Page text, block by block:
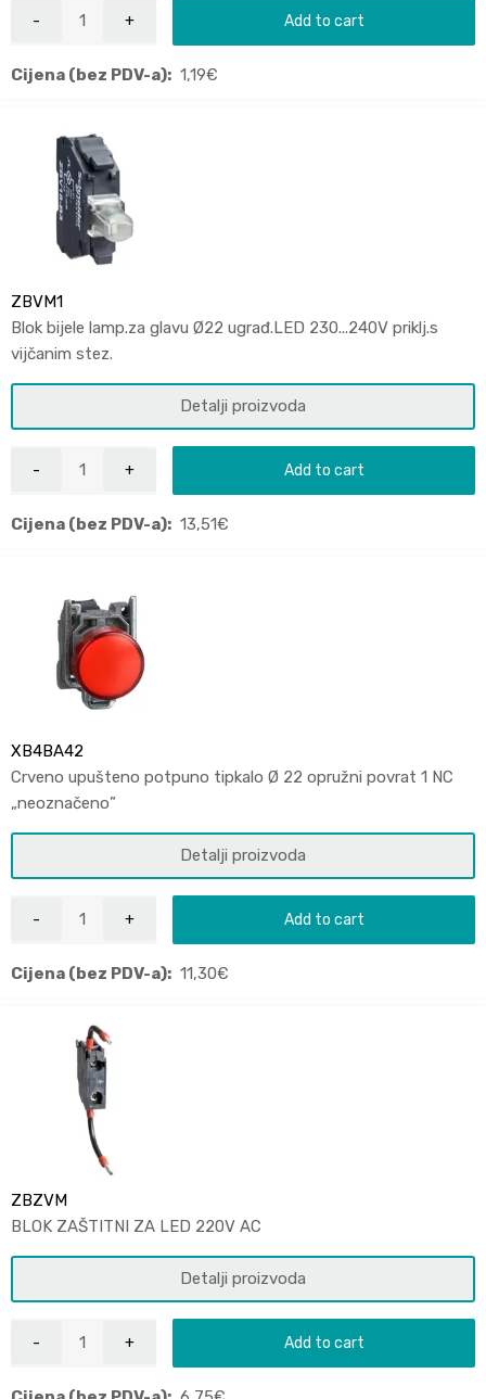
Add to cart
Cijena (bez PDV-a): 1,19€
ZBVM1
Blok bijele lamp.za glavu Ø22 ugrađ.LED 230...240V priklj.s
vijčanim stez.
Detalji proizvoda
Add to cart
Cijena (bez PDV-a): 13,51€
XB4BA42
Crveno upušteno potpuno tipkalo Ø 22 opružni povrat 1 NC
„neoznačeno”
Detalji proizvoda
Add to cart
Cijena (bez PDV-a): 11,30€
ZBZVM
BLOK ZAŠTITNI ZA LED 220V AC
Detalji proizvoda
Add to cart